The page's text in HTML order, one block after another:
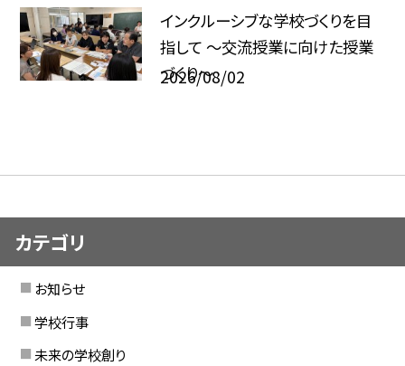
インクルーシブな学校づくりを目
指して ～交流授業に向けた授業
づくり～
2026/08/02
カテゴリ
お知らせ
学校行事
未来の学校創り